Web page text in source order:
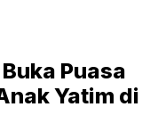
Puasa
Yatim di